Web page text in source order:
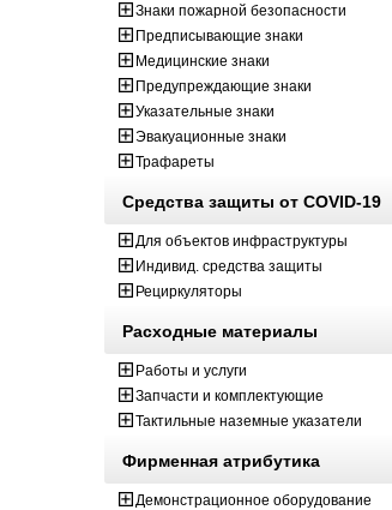
Знаки пожарной безопасности
Предписывающие знаки
Медицинские знаки
Предупреждающие знаки
Указательные знаки
Эвакуационные знаки
Трафареты
Средства защиты от COVID-19
Для объектов инфраструктуры
Индивид. средства защиты
Рециркуляторы
Расходные материалы
Работы и услуги
Запчасти и комплектующие
Тактильные наземные указатели
Фирменная атрибутика
Демонстрационное оборудование